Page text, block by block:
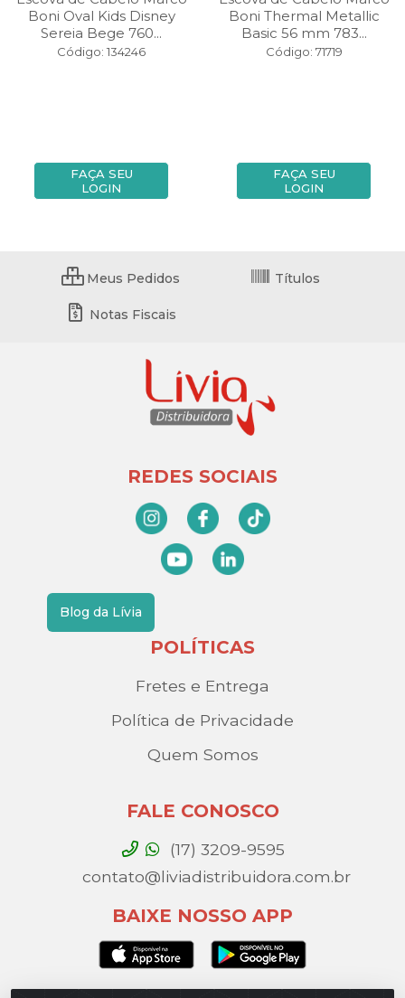
Boni Oval Kids Disney
Sereia Bege 760...
Código: 134246
FAÇA SEU
LOGIN
Boni Thermal Metallic
Basic 56 mm 783...
Código: 71719
FAÇA SEU
LOGIN
Meus Pedidos Títulos
Notas Fiscais
REDES SOCIAIS
Blog da Lívia
POLÍTICAS
Fretes e Entrega
Política de Privacidade
Quem Somos
FALE CONOSCO
(17) 3209-9595
contato@liviadistribuidora.com.br
BAIXE NOSSO APP